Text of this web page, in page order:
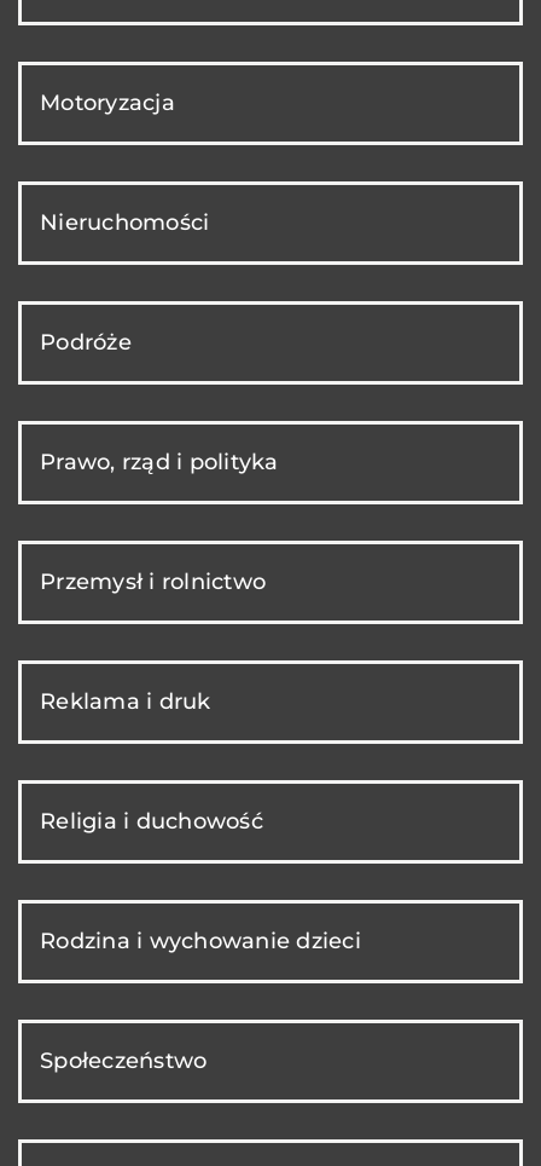
Motoryzacja
Nieruchomości
Podróże
Prawo, rząd i polityka
Przemysł i rolnictwo
Reklama i druk
Religia i duchowość
Rodzina i wychowanie dzieci
Społeczeństwo